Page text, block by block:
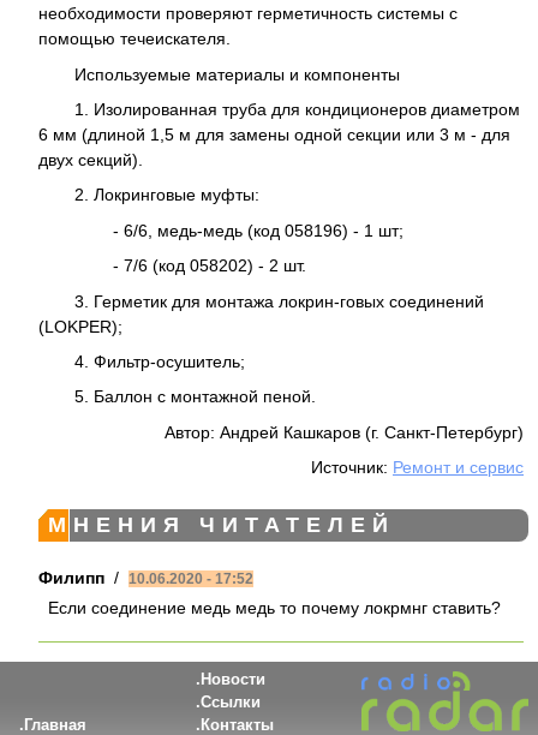
необходимости проверяют герметичность системы с
помощью течеискателя.
Используемые материалы и компоненты
1. Изолированная труба для кондиционеров диаметром
6 мм (длиной 1,5 м для замены одной секции или 3 м - для
двух секций).
2. Локринговые муфты:
- 6/6, медь-медь (код 058196) - 1 шт;
- 7/6 (код 058202) - 2 шт.
3. Герметик для монтажа локрин-говых соединений
(LOKPER);
4. Фильтр-осушитель;
5. Баллон с монтажной пеной.
Автор: Андрей Кашкаров (г. Санкт-Петербург)
Источник: Ремонт и сервис
МНЕНИЯ ЧИТАТЕЛЕЙ
Филипп / 10.06.2020 - 17:52
Если соединение медь медь то почему локрмнг ставить?
Главная
Новости
Ссылки
Контакты